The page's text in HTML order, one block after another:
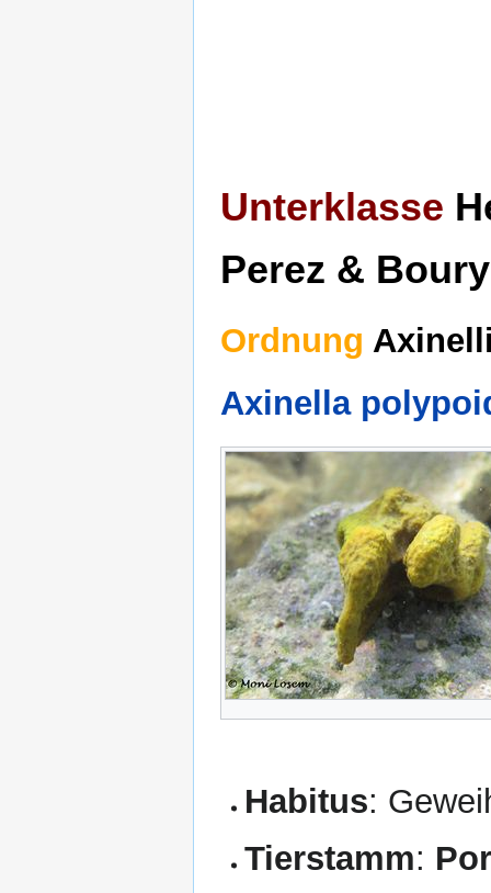
Unterklasse
Perez &
Ordnung
Axinella
Habitus:
Tierstamm: